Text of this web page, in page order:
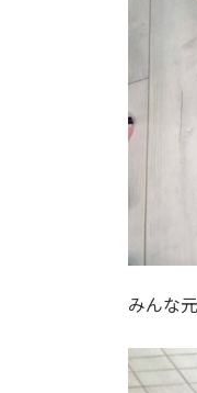
みんな